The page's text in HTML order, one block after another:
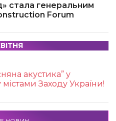
стала генеральним
Forum
акустика” у
Заходу України!